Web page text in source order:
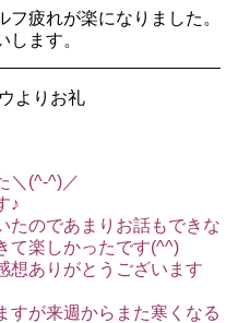
疲れが楽になりました。
します。
よりお礼
＼(^-^)／
♪
たのであまりお話もできな
て楽しかったです(^^)
想ありがとうございます
すが来週からまた寒くなる